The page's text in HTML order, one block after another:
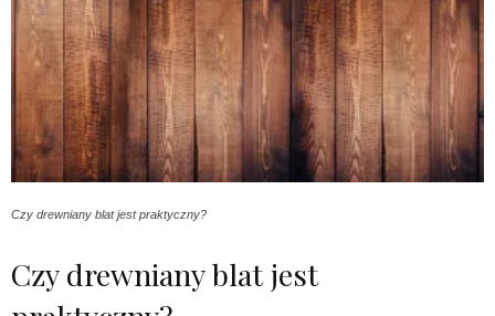
Czy drewniany blat jest praktyczny?
Czy drewniany blat jest